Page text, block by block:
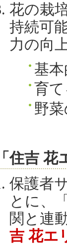
花の栽
持続可
力の向
基
育
野
「住吉
保護者
とに、
関と連
吉 花エ